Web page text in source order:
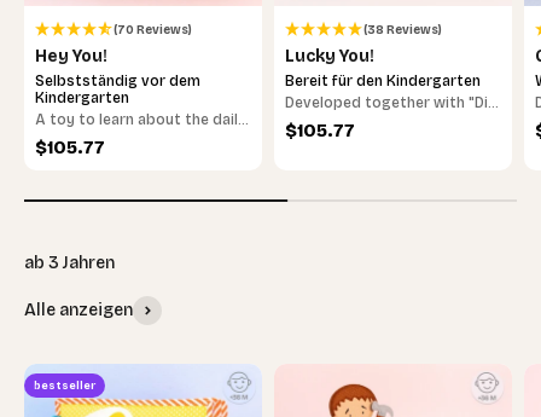
(70 Reviews)
Hey You!
Selbstständig vor dem
Kindergarten
A toy to learn about the daily
routine in a playful way.
Sale price
$105.77
(38 Reviews)
Lucky You!
Bereit für den Kindergarten
Developed together with "Die
Kindergartenpädagogin"
Sale price
$105.77
Alle anzeigen
bestseller